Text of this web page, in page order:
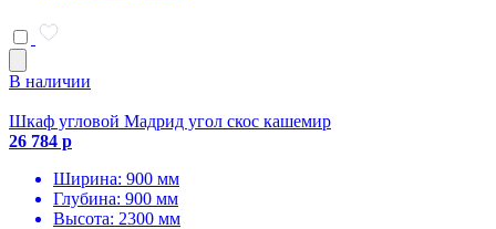
В наличии
Шкаф угловой Мадрид угол скос кашемир
26 784 р
Ширина: 900 мм
Глубина: 900 мм
Высота: 2300 мм